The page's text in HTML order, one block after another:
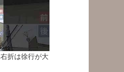
右折は徐行が大